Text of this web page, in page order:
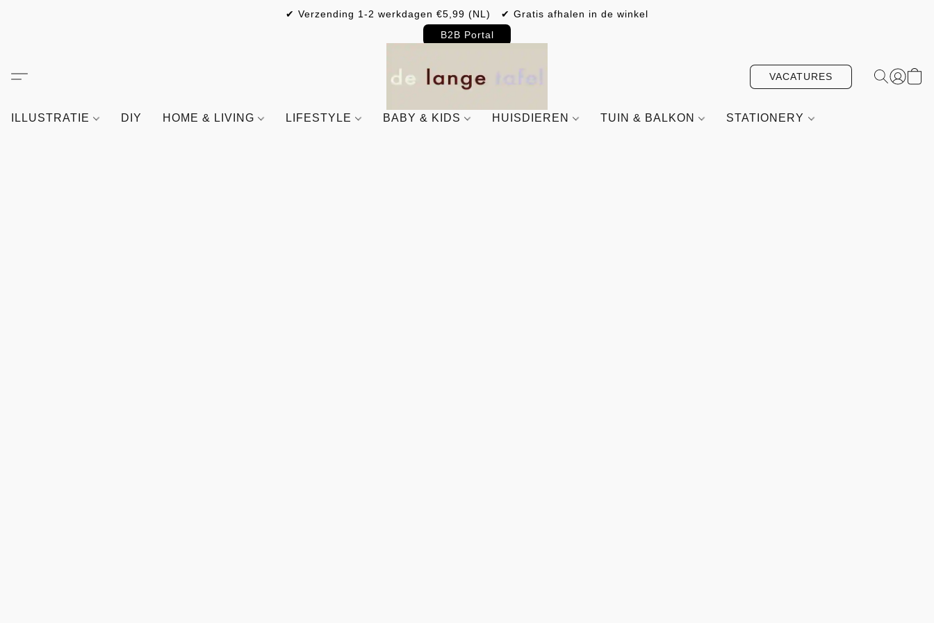
✔ Verzending 1-2 werkdagen €5,99 (NL) ✔ Gratis afhalen in de winkel
B2B Portal
VACATURES
ILLUSTRATIE DIY HOME & LIVING LIFESTYLE BABY & KIDS HUISDIEREN TUIN & BALKON STATIONERY